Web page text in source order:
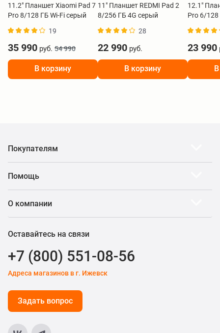
11.2" Планшет Xiaomi Pad 7
Pro 8/128 ГБ Wi-Fi серый
19
35 990 руб. 54 990
В корзину
11" Планшет REDMI Pad 2
8/256 ГБ 4G серый
28
22 990 руб.
В корзину
12.1"
Pro 6/128
23 990
Покупателям
Помощь
О компании
Оставайтесь на связи
+7 (800) 551-08-56
Адреса магазинов в г. Ижевск
Задать вопрос